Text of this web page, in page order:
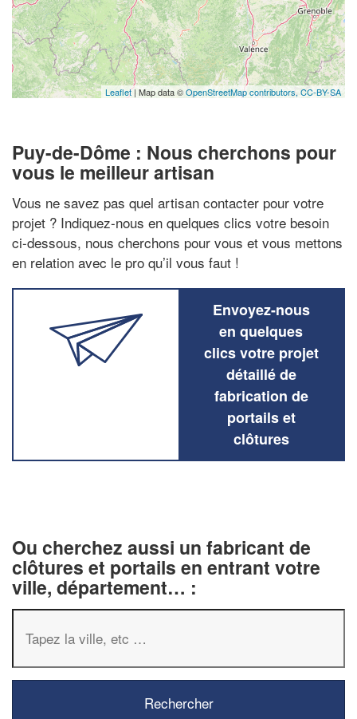
Leaflet| Map data ©OpenStreetMap contributors, CC-BY-SA
Puy-de-Dôme : Nous cherchons pour
vous le meilleur artisan
Vous ne savez pas quel artisan contacter pour votre
projet ? Indiquez-nous en quelques clics votre besoin
ci-dessous, nous cherchons pour vous et vous mettons
en relation avec le pro qu’il vous faut !
Envoyez-nous
en quelques
clics votre projet
détaillé de
fabrication de
portails et
clôtures
Ou cherchez aussi un fabricant de
clôtures et portails en entrant votre
ville, département… :